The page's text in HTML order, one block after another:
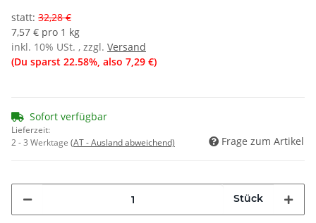
statt: 32,28 €
7,57 € pro 1 kg
inkl. 10% USt. , zzgl. Versand
(Du sparst 22.58%, also 7,29 €)
Sofort verfügbar
Lieferzeit:
2 - 3 Werktage (AT - Ausland abweichend) Frage zum Artikel
Stück